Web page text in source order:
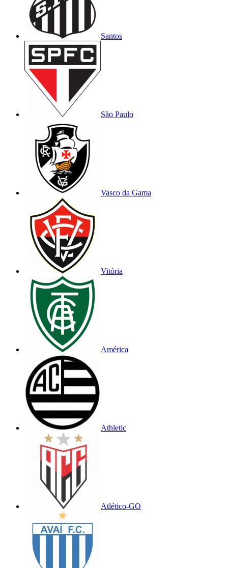
Santos
São Paulo
Vasco da Gama
Vitória
América
Athletic
Atlético-GO